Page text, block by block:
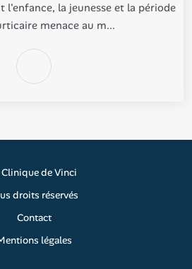
l'enfance, la jeunesse et la période
menace au m...
Clinique de Vinci
droits réservés
Contact
légales